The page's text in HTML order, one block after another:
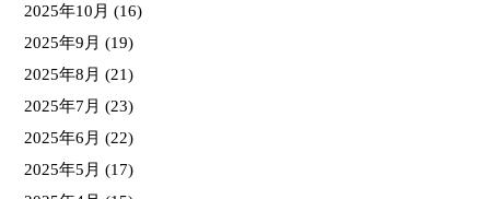
2025年10月 (16)
2025年9月 (19)
2025年8月 (21)
2025年7月 (23)
2025年6月 (22)
2025年5月 (17)